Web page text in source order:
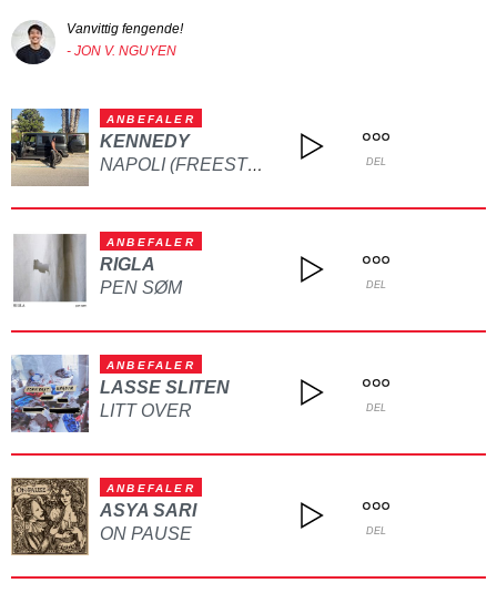
Vanvittig fengende!
- JON V. NGUYEN
ANBEFALER
KENNEDY
NAPOLI (FREESTYLE) DEL
ANBEFALER
RIGLA
PEN SØM
DEL
ANBEFALER
LASSE SLITEN
LITT OVER
DEL
ANBEFALER
ASYA SARI
ON PAUSE
DEL